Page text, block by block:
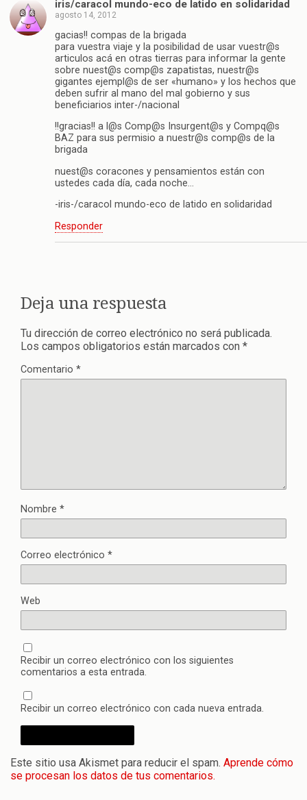
iris/caracol mundo-eco de latido en solidaridad
agosto 14, 2012
gacias!! compas de la brigada
para vuestra viaje y la posibilidad de usar vuestr@s
articulos acá en otras tierras para informar la gente
sobre nuest@s comp@s zapatistas, nuestr@s
gigantes ejempl@s de ser «humano» y los hechos que
deben sufrir al mano del mal gobierno y sus
beneficiarios inter-/nacional
!!gracias!! a l@s Comp@s Insurgent@s y Compq@s
BAZ para sus permisio a nuestr@s comp@s de la
brigada
nuest@s coracones y pensamientos están con
ustedes cada día, cada noche…
-iris-/caracol mundo-eco de latido en solidaridad
Responder
Deja una respuesta
Tu dirección de correo electrónico no será publicada.
Los campos obligatorios están marcados con *
Comentario *
Nombre *
Correo electrónico *
Web
Recibir un correo electrónico con los siguientes
comentarios a esta entrada.
Recibir un correo electrónico con cada nueva entrada.
Este sitio usa Akismet para reducir el spam. Aprende cómo
se procesan los datos de tus comentarios.